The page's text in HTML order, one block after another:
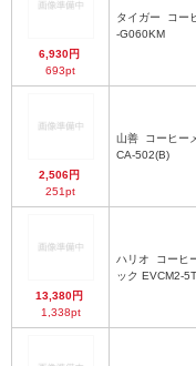
6,930円
693pt
タイガー
-G060KM
2,506円
251pt
山善
CA-502(B)
13,380円
1,338pt
ハリオ
ック EVCM2-